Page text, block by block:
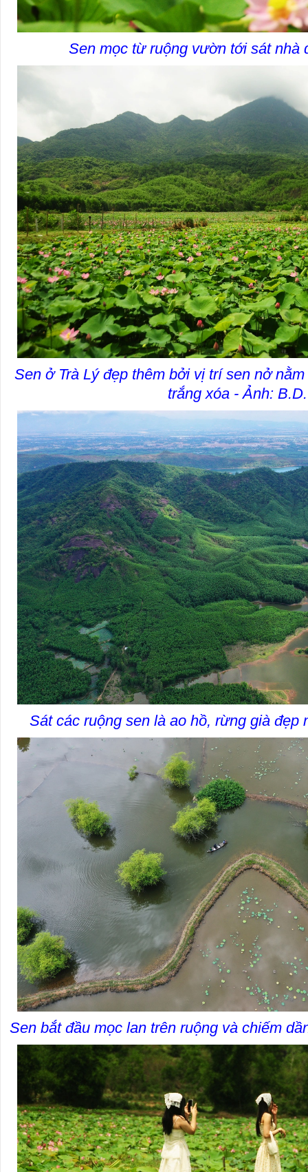
Sen mọc từ ruộng vườn tới sát nhà
Sen ở Trà Lý đẹp thêm bởi vị trí sen nở
trắng xóa - Ảnh: B.D.
Sát các ruộng sen là ao hồ, rừng già đẹp
Sen bắt đầu mọc lan trên ruộng và chiếm